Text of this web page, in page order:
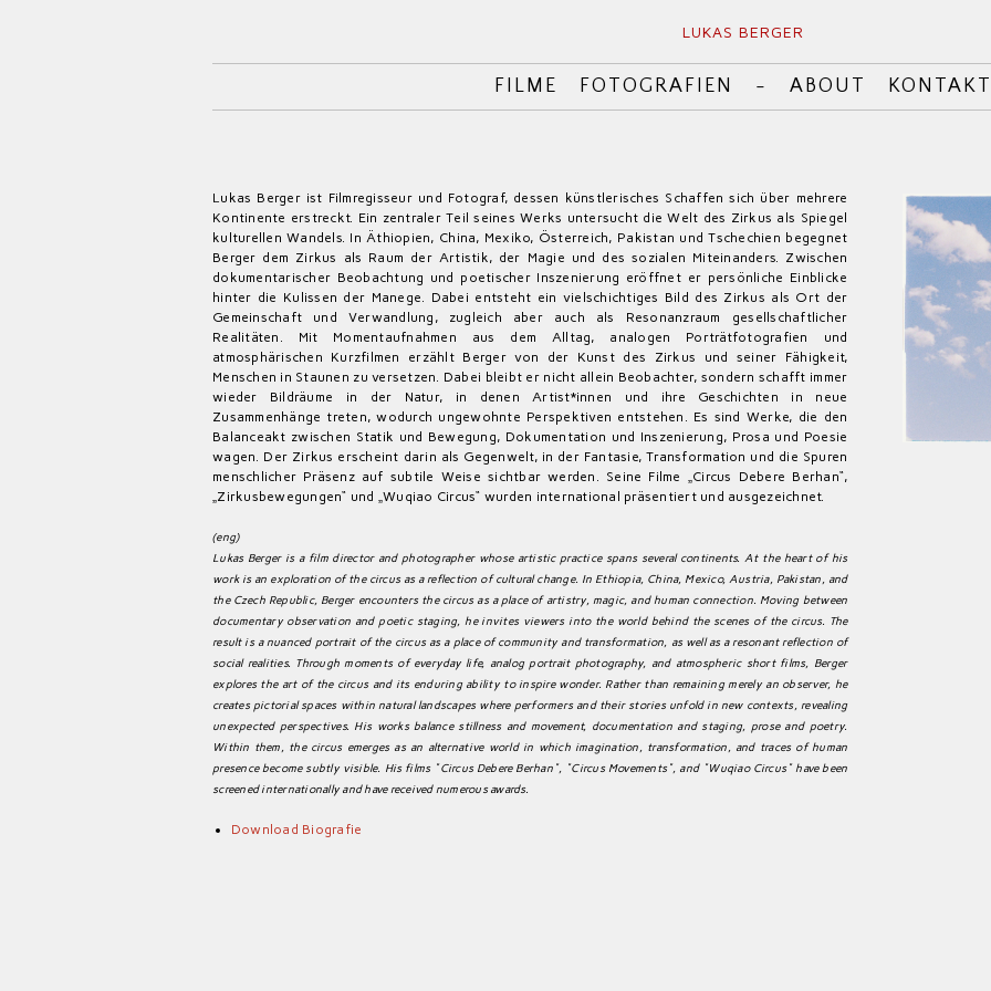
LUKAS BERGER
FILME FOTOGRAFIEN - ABOUT KONTAKT
Lukas Berger ist Filmregisseur und Fotograf, dessen künstlerisches Schaffen sich über mehrere
Kontinente erstreckt. Ein zentraler Teil seines Werks untersucht die Welt des Zirkus als Spiegel
kulturellen Wandels. In Äthiopien, China, Mexiko, Österreich, Pakistan und Tschechien begegnet
Berger dem Zirkus als Raum der Artistik, der Magie und des sozialen Miteinanders. Zwischen
dokumentarischer Beobachtung und poetischer Inszenierung eröffnet er persönliche Einblicke
hinter die Kulissen der Manege. Dabei entsteht ein vielschichtiges Bild des Zirkus als Ort der
Gemeinschaft und Verwandlung, zugleich aber auch als Resonanzraum gesellschaftlicher
Realitäten. Mit Momentaufnahmen aus dem Alltag, analogen Porträtfotografien und
atmosphärischen Kurzfilmen erzählt Berger von der Kunst des Zirkus und seiner Fähigkeit,
Menschen in Staunen zu versetzen. Dabei bleibt er nicht allein Beobachter, sondern schafft immer
wieder Bildräume in der Natur, in denen Artist*innen und ihre Geschichten in neue
Zusammenhänge treten, wodurch ungewohnte Perspektiven entstehen. Es sind Werke, die den
Balanceakt zwischen Statik und Bewegung, Dokumentation und Inszenierung, Prosa und Poesie
wagen. Der Zirkus erscheint darin als Gegenwelt, in der Fantasie, Transformation und die Spuren
menschlicher Präsenz auf subtile Weise sichtbar werden. Seine Filme „Circus Debere Berhan“,
„Zirkusbewegungen“ und „Wuqiao Circus“ wurden international präsentiert und ausgezeichnet.
(eng)
Lukas Berger is a film director and photographer whose artistic practice spans several continents. At the heart of his
work is an exploration of the circus as a reflection of cultural change. In Ethiopia, China, Mexico, Austria, Pakistan, and
the Czech Republic, Berger encounters the circus as a place of artistry, magic, and human connection. Moving between
documentary observation and poetic staging, he invites viewers into the world behind the scenes of the circus. The
result is a nuanced portrait of the circus as a place of community and transformation, as well as a resonant reflection of
social realities. Through moments of everyday life, analog portrait photography, and atmospheric short films, Berger
explores the art of the circus and its enduring ability to inspire wonder. Rather than remaining merely an observer, he
creates pictorial spaces within natural landscapes where performers and their stories unfold in new contexts, revealing
unexpected perspectives. His works balance stillness and movement, documentation and staging, prose and poetry.
Within them, the circus emerges as an alternative world in which imagination, transformation, and traces of human
presence become subtly visible. His films "Circus Debere Berhan", "Circus Movements", and "Wuqiao Circus" have been
screened internationally and have received numerous awards.
Download Biografie